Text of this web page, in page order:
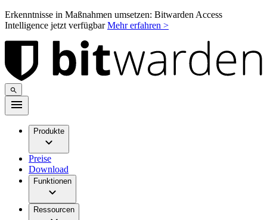
Erkenntnisse in Maßnahmen umsetzen: Bitwarden Access
Intelligence jetzt verfügbarMehr erfahren >
Produkte
Preise
Download
Funktionen
Ressourcen